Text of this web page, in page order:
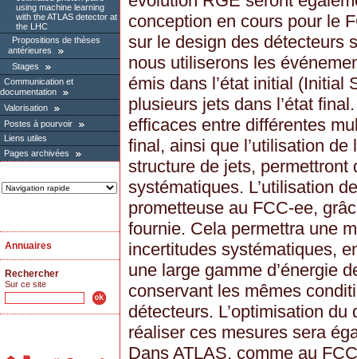
using machine learning
with the ATLAS detector at
the LHC
Propositions de thèses
antérieures
Stages
Communication et
documentation
Valorisation
Postes à pourvoir
Liens utiles
Pages archivées
Annuaires
Rechercher
Sur ce site
conception en cours pour le
sur le design des détecteurs
nous utiliserons les
émis dans l’état initial (Initial
plusieurs jets dans l’état
efficaces entre différentes
final, ainsi que l’utilisation de
structure de jets, permettront
systématiques. L’utilisation
prometteuse au FCC-ee,
fournie. Cela permettra une
incertitudes systématiques,
une large gamme d’énergie
conservant les mêmes
détecteurs. L’optimisation
réaliser ces mesures sera
Dans ATLAS, comme au